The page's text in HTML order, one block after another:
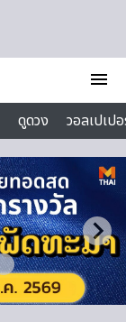
menu
ดูดวง
วอลเปเป